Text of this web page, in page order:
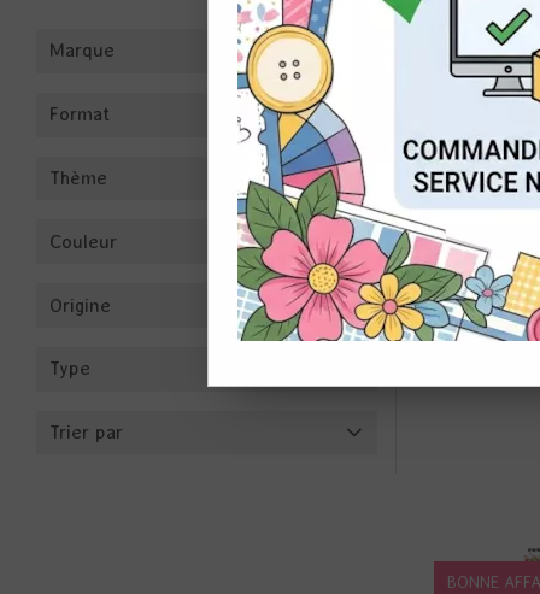
Marque
Format
Thème
Couleur
Origine
Type
Trier par
BONNE
précises
Si vous
de la